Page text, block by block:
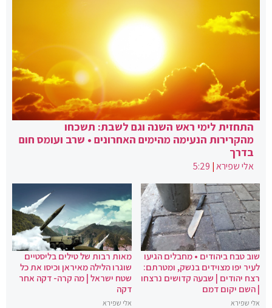
התחזית לימי ראש השנה וגם לשבת: תשכחו
מהקרירות הנעימה מהימים האחרונים • שרב ועומס חום
בדרך
אלי שפירא|
5:29
שוב טבח ביהודים • מחבלים הגיעו
לעיר יפו מצוידים בנשק, ומטרתם:
רצח יהודים | שבעה קדושים נרצחו
| השם יקום דמם
אלי שפירא
מאות רבות של טילים בליסטיים
שוגרו הלילה מאיראן וכיסו את כל
שטח ישראל | מה קרה- דקה אחר
דקה
אלי שפירא